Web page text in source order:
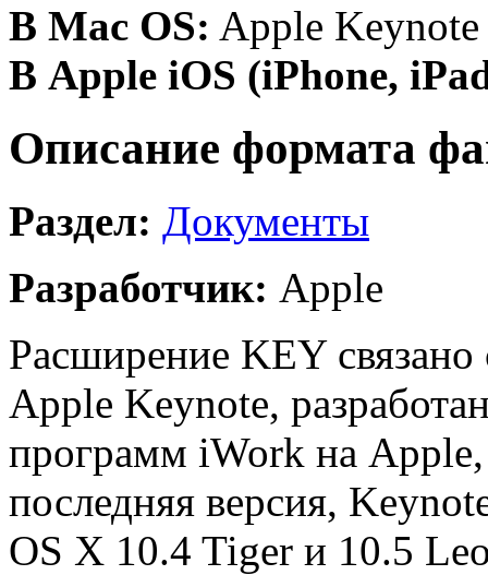
В Mac OS: Apple Keynote
В Apple iOS (iPhone,
Описание формата
Раздел: Документы
Разработчик: Apple
Расширение KEY
Apple Keynote,
программ iWork на
последняя версия,
OS X 10.4 Tiger и 10.5